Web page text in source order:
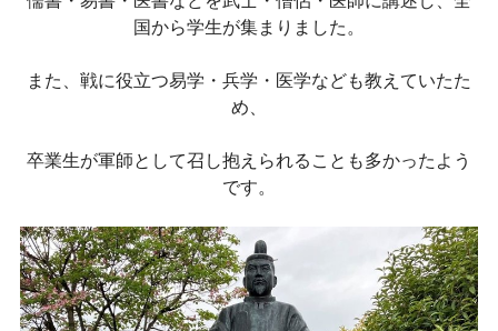
国から学生が集まりました。
また、戦に役立つ易学・兵学・医学なども教えていたた
め、
卒業生が軍師として召し抱えられることも多かったよう
です。